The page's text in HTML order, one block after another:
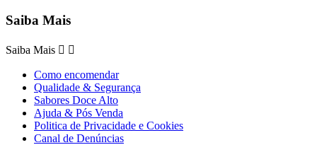
Saiba Mais
Saiba Mais  
Como encomendar
Qualidade & Segurança
Sabores Doce Alto
Ajuda & Pós Venda
Politica de Privacidade e Cookies
Canal de Denúncias